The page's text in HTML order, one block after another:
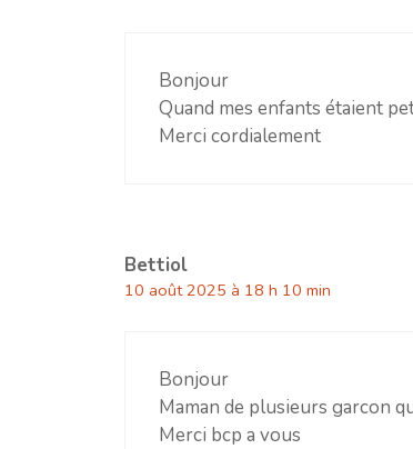
Bonjour
Quand mes enfants étaient
Merci cordialement
Bettiol
10 août 2025 à 18 h 10 min
Bonjour
Maman de plusieurs garcon
Merci bcp a vous